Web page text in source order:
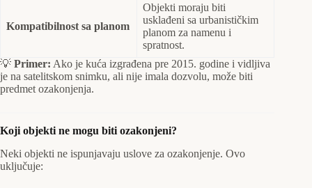
Kompatibilnost sa planom
Objekti moraju biti
usklađeni sa urbanističkim
planom za namenu i
spratnost.
💡 Primer: Ako je kuća izgrađena pre 2015. godine i vidljiva
je na satelitskom snimku, ali nije imala dozvolu, može biti
predmet ozakonjenja.
Koji objekti ne mogu biti ozakonjeni?
Neki objekti ne ispunjavaju uslove za ozakonjenje. Ovo
uključuje: